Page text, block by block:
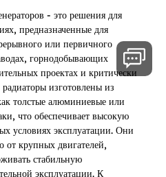
- это решения для
предназначенные для
или первичного
горнодобывающих
проектах и критически
изготовлены из
толстые алюминиевые или
что обеспечивает высокую
условиях эксплуатации. Они
от крупных двигателей,
стабильную
эксплуатации. К